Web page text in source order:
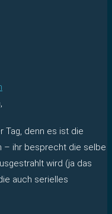
Tag, denn es ist die
– ihr besprecht die selbe
wird (ja das
auch serielles